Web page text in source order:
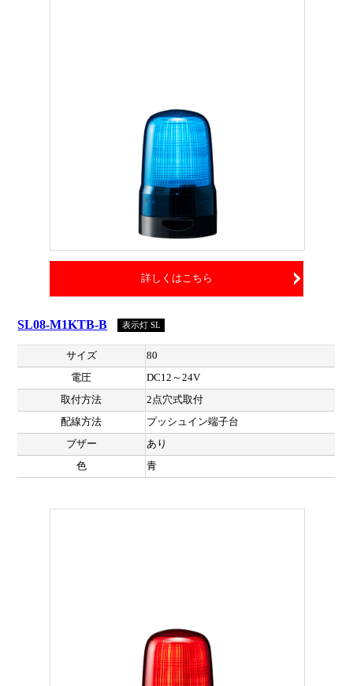
詳しくはこちら
SL08-M1KTB-B 表示灯 SL
サイズ
80
電圧
DC12～24V
取付方法
2点穴式取付
配線方法
プッシュイン端子台
ブザー
あり
色
青